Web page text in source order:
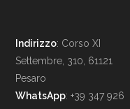
Indirizzo: Corso XI
Settembre, 310, 61121
Pesaro
WhatsApp: +39 347 926